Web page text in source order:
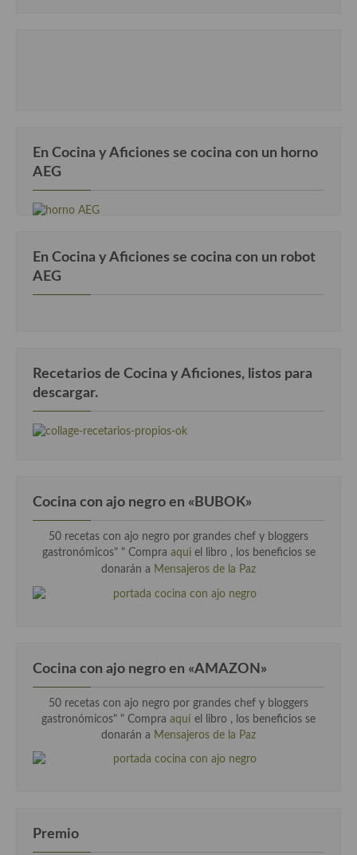
En Cocina y Aficiones se cocina con un horno
AEG
En Cocina y Aficiones se cocina con un robot
AEG
Recetarios de Cocina y Aficiones, listos para
descargar.
Cocina con ajo negro en «BUBOK»
50 recetas con ajo negro por grandes chef y bloggers
gastronómicos" " Compra aqui el libro , los beneficios se
donarán a Mensajeros de la Paz
Cocina con ajo negro en «AMAZON»
50 recetas con ajo negro por grandes chef y bloggers
gastronómicos" " Compra aquí el libro , los beneficios se
donarán a Mensajeros de la Paz
Premio